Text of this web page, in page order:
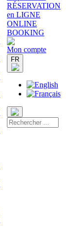
RÉSERVATION
en LIGNE
ONLINE
BOOKING
Mon compte
FR